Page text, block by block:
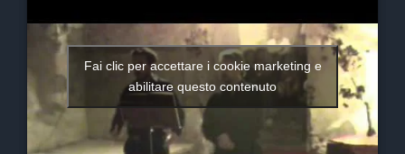
Fai clic per accettare i cookie marketing e
abilitare questo contenuto